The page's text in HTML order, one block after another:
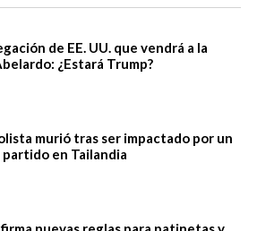
de EE. UU. que vendrá a la
¿Estará Trump?
murió tras ser impactado por un
en Tailandia